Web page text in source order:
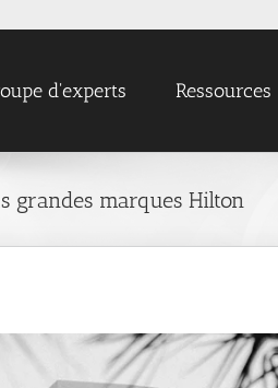
d'experts Ressources
grandes marques Hilton